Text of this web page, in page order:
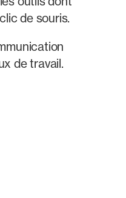
de souris.
de travail.